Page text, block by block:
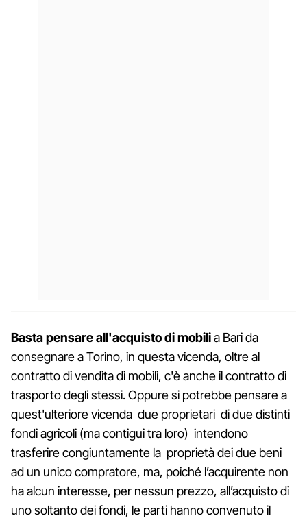
Basta pensare all'acquisto di mobilia Bari da
consegnare a Torino, in questa vicenda, oltre al
contratto di vendita di mobili, c'è anche il contratto di
trasporto degli stessi. Oppure si potrebbe pensare a
quest'ulteriore vicenda due proprietari di due distinti
fondi agricoli (ma contigui tra loro) intendono
trasferire congiuntamente la proprietà dei due beni
ad un unico compratore, ma, poiché l’acquirente non
ha alcun interesse, per nessun prezzo, all’acquisto di
uno soltanto dei fondi, le parti hanno convenuto il